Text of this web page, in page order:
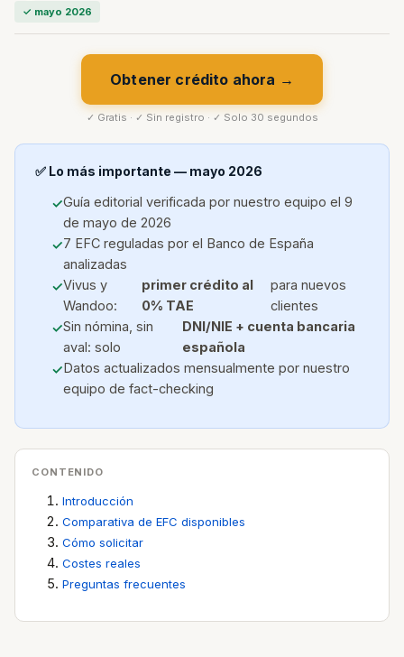
✓ mayo 2026
Obtener crédito ahora →
✓ Gratis · ✓ Sin registro · ✓ Solo 30 segundos
✅ Lo más importante — mayo 2026
Guía editorial verificada por nuestro equipo el 9
de mayo de 2026
7 EFC reguladas por el Banco de España
analizadas
Vivus y
Wandoo:
primer crédito al
0% TAE
para nuevos
clientes
Sin nómina, sin
aval: solo
DNI/NIE + cuenta bancaria
española
Datos actualizados mensualmente por nuestro
equipo de fact-checking
CONTENIDO
Introducción
Comparativa de EFC disponibles
Cómo solicitar
Costes reales
Preguntas frecuentes